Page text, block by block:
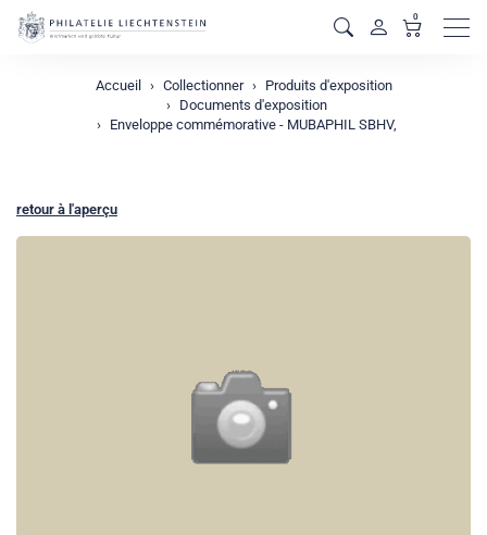
0
Accueil Collectionner
Produits d'exposition
Documents d'exposition
Enveloppe commémorative - MUBAPHIL SBHV,
retour à l'aperçu